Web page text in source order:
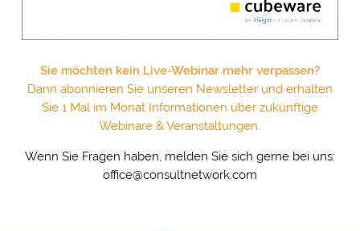
Sie möchten kein Live-Webinar mehr verpassen?
Dann abonnieren Sie unseren Newsletter und erhalten
Sie 1 Mal im Monat Informationen über zukünftige
Webinare & Veranstaltungen.
Wenn Sie Fragen haben, melden Sie sich gerne bei uns:
office@consultnetwork.com